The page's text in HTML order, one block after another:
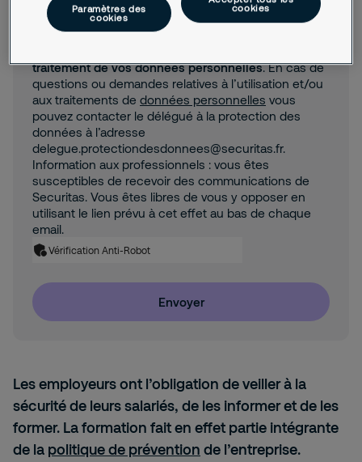
Les employeurs ont l’obligation de veiller à la
sécurité de leurs salariés, de les informer et de les
former. La formation fait en effet partie intégrante
de la politique de prévention de l’entreprise.
J'accepte que Securitas m'envoie des actualités,
des informations commerciales et d'autres
propositions pertinentes par e-mail.
traitement de vos données personnelles. En cas de
questions ou demandes relatives à l’utilisation et/ou
aux traitements de données personnelles vous
pouvez contacter le délégué à la protection des
données à l’adresse
delegue.protectiondesdonnees@securitas.fr.
Information aux professionnels : vous êtes
susceptibles de recevoir des communications de
Securitas. Vous êtes libres de vous y opposer en
utilisant le lien prévu à cet effet au bas de chaque
email.
Vérification Anti-Robot
Envoyer
Paramètres des
cookies
cookies